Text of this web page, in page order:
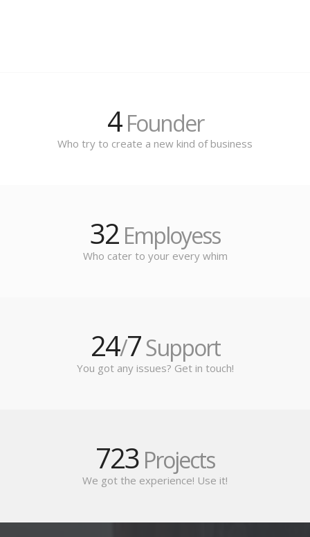
4Founder
Who try to create a new kind of business
32 Employess
Who cater to your every whim
24/7Support
You got any issues? Get in touch!
723 Projects
We got the experience! Use it!